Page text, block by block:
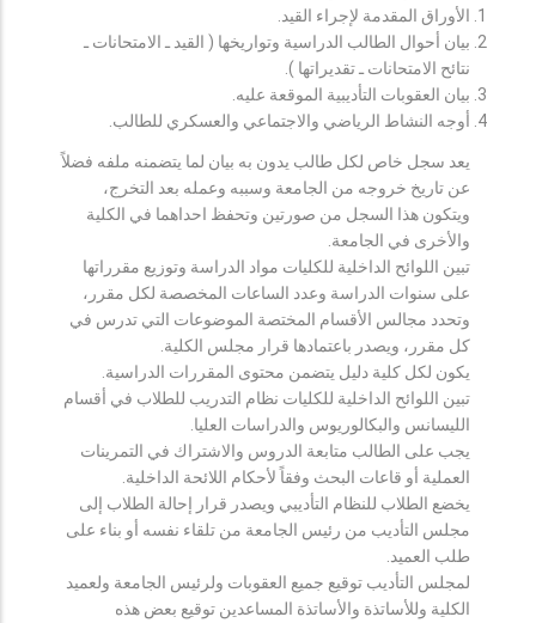
الأوراق المقدمة لإجراء القيد.
بيان أحوال الطالب الدراسية وتواريخها ( القيد ـ الامتحانات ـ
نتائح الامتحانات ـ تقديراتها ).
بيان العقوبات التأديبية الموقعة عليه.
أوجه النشاط الرياضي والاجتماعي والعسكري للطالب.
يعد سجل خاص لكل طالب يدون به بيان لما يتضمنه ملفه فضلاً
عن تاريخ خروجه من الجامعة وسببه وعمله بعد التخرج،
ويتكون هذا السجل من صورتين وتحفظ احداهما في الكلية
والأخرى في الجامعة.
تبين اللوائح الداخلية للكليات مواد الدراسة وتوزيع مقرراتها
على سنوات الدراسة وعدد الساعات المخصصة لكل مقرر،
وتحدد مجالس الأقسام المختصة الموضوعات التي تدرس في
كل مقرر، ويصدر باعتمادها قرار مجلس الكلية.
يكون لكل كلية دليل يتضمن محتوى المقررات الدراسية.
تبين اللوائح الداخلية للكليات نظام التدريب للطلاب في أقسام
الليسانس والبكالوريوس والدراسات العليا.
يجب على الطالب متابعة الدروس والاشتراك في التمرينات
العملية أو قاعات البحث وفقاً لأحكام اللائحة الداخلية.
يخضع الطلاب للنظام التأديبي ويصدر قرار إحالة الطلاب إلى
مجلس التأديب من رئيس الجامعة من تلقاء نفسه أو بناء على
طلب العميد.
لمجلس التأديب توقيع جميع العقوبات ولرئيس الجامعة ولعميد
الكلية وللأساتذة والأساتذة المساعدين توقيع بعض هذه